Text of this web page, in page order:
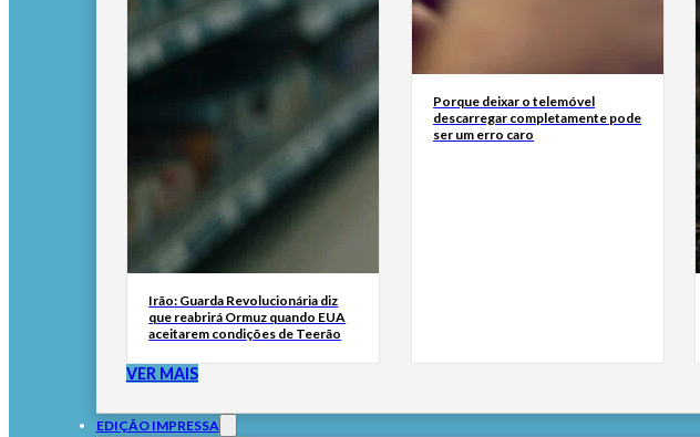
Irão: Guarda Revolucionária diz
que reabrirá Ormuz quando EUA
aceitarem condições de Teerão
Porque deixar o telemóvel
descarregar completamente pode
ser um erro caro
VER MAIS
EDIÇÃO IMPRESSA